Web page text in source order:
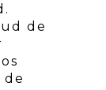
de
de